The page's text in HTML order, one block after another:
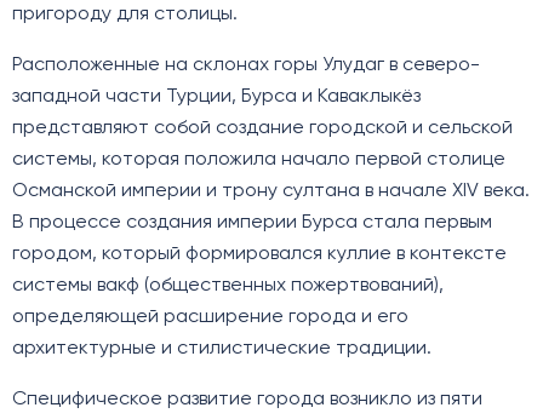
пригороду для столицы.
Расположенные на склонах горы Улудаг в северо-
западной части Турции, Бурса и Каваклыкёз
представляют собой создание городской и сельской
системы, которая положила начало первой столице
Османской империи и трону султана в начале XIV века.
В процессе создания империи Бурса стала первым
городом, который формировался куллие в контексте
системы вакф (общественных пожертвований),
определяющей расширение города и его
архитектурные и стилистические традиции.
Специфическое развитие города возникло из пяти